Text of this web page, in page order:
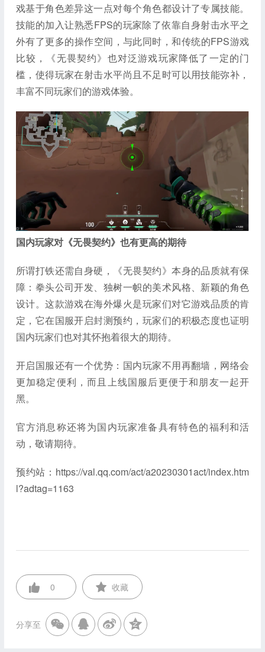
戏基于角色差异这一点对每个角色都设计了专属技能。
技能的加入让熟悉FPS的玩家除了依靠自身射击水平之
外有了更多的操作空间，与此同时，和传统的FPS游戏
比较，《无畏契约》也对泛游戏玩家降低了一定的门
槛，使得玩家在射击水平尚且不足时可以用技能弥补，
丰富不同玩家们的游戏体验。
国内玩家对《无畏契约》也有更高的期待
所谓打铁还需自身硬，《无畏契约》本身的品质就有保
障：拳头公司开发、独树一帜的美术风格、新颖的角色
设计。这款游戏在海外爆火是玩家们对它游戏品质的肯
定，它在国服开启封测预约，玩家们的积极态度也证明
国内玩家们也对其怀抱着很大的期待。
开启国服还有一个优势：国内玩家不用再翻墙，网络会
更加稳定便利，而且上线国服后更便于和朋友一起开
黑。
官方消息称还将为国内玩家准备具有特色的福利和活
动，敬请期待。
预约站：https://val.qq.com/act/a20230301act/index.htm
l?adtag=1163
0 收藏
分享至